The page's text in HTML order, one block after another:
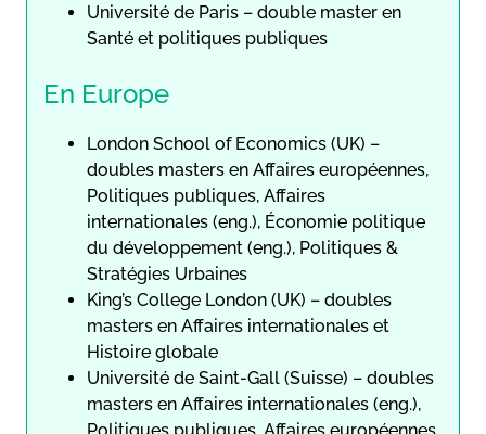
Université de Paris – double master en
Santé et politiques publiques
En Europe
London School of Economics (UK) –
doubles masters en Affaires européennes,
Politiques publiques, Affaires
internationales (eng.), Économie politique
du développement (eng.), Politiques &
Stratégies Urbaines
King’s College London (UK) – doubles
masters en Affaires internationales et
Histoire globale
Université de Saint-Gall (Suisse) – doubles
masters en Affaires internationales (eng.),
Politiques publiques, Affaires européennes,